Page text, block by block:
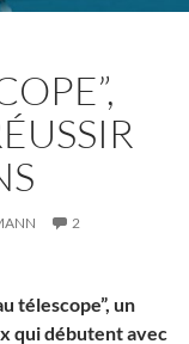
2
télescope”, un
qui débutent avec